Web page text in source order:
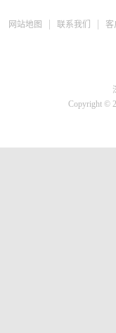
网站地图 联系我们 客
Copyright ©